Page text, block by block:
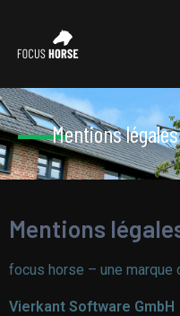
Mentions
Mentions
focus horse – une marque
Vierkant Software GmbH